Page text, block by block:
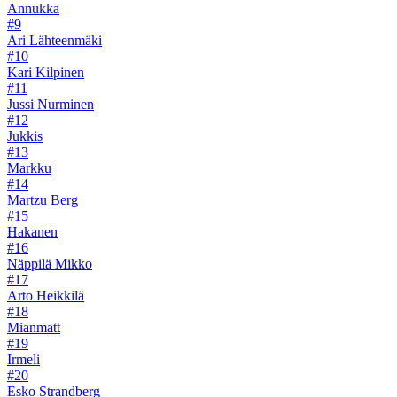
Annukka
#9
Ari Lähteenmäki
#10
Kari Kilpinen
#11
Jussi Nurminen
#12
Jukkis
#13
Markku
#14
Martzu Berg
#15
Hakanen
#16
Näppilä Mikko
#17
Arto Heikkilä
#18
Mianmatt
#19
Irmeli
#20
Esko Strandberg